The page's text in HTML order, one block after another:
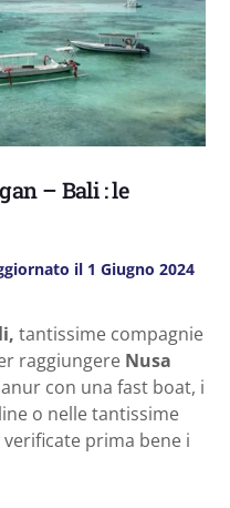
– Bali : le
il 1 Giugno 2024
tantissime compagnie
raggiungere Nusa
con una fast boat, i
o nelle tantissime
verificate prima bene i